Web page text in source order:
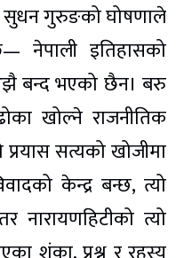
सुधन गुरुङको घोषणाले
नेपाली इतिहासको
बन्द भएको छैन। बरु
खोल्ने राजनीतिक
सत्यको खोजीमा
केन्द्र बन्छ, त्यो
त्यो